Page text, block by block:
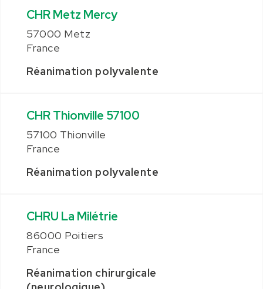
CHR Metz Mercy
57000 Metz
France
Réanimation polyvalente
CHR Thionville 57100
57100 Thionville
France
Réanimation polyvalente
CHRU La Milétrie
86000 Poitiers
France
Réanimation chirurgicale